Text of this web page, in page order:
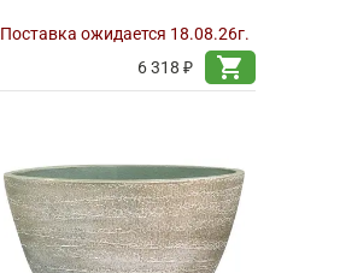
Поставка ожидается 18.08.26г.
6 318 ₽
shopping_cart